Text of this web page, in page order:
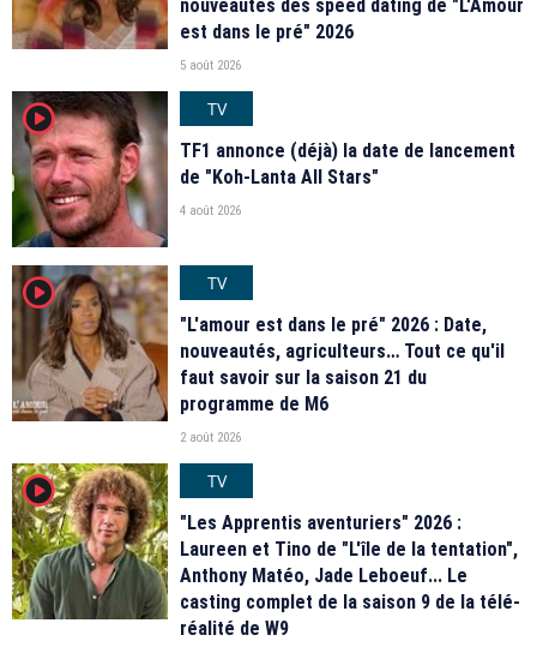
nouveautés des speed dating de "L'Amour
est dans le pré" 2026
5 août 2026
player2
TV
TF1 annonce (déjà) la date de lancement
de "Koh-Lanta All Stars"
4 août 2026
player2
TV
"L'amour est dans le pré" 2026 : Date,
nouveautés, agriculteurs… Tout ce qu'il
faut savoir sur la saison 21 du
programme de M6
2 août 2026
player2
TV
"Les Apprentis aventuriers" 2026 :
Laureen et Tino de "L'île de la tentation",
Anthony Matéo, Jade Leboeuf... Le
casting complet de la saison 9 de la télé-
réalité de W9